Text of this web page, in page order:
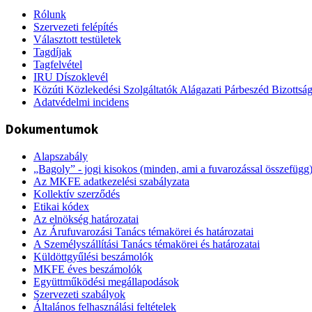
Rólunk
Szervezeti felépítés
Választott testületek
Tagdíjak
Tagfelvétel
IRU Díszoklevél
Közúti Közlekedési Szolgáltatók Alágazati Párbeszéd
Adatvédelmi incidens
Dokumentumok
Alapszabály
„Bagoly” - jogi kisokos (minden, ami a fuvarozással összefügg)
Az MKFE adatkezelési szabályzata
Kollektív szerződés
Etikai kódex
Az elnökség határozatai
Az Árufuvarozási Tanács témakörei és határozatai
A Személyszállítási Tanács témakörei és határozatai
Küldöttgyűlési beszámolók
MKFE éves beszámolók
Együttműködési megállapodások
Szervezeti szabályok
Általános felhasználási feltételek